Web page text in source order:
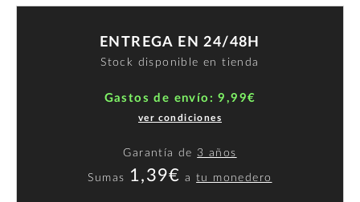
ENTREGA EN 24/48H
Stock disponible en tienda
Gastos de envío: 9,99€
ver condiciones
Garantía de 3 años
Sumas 1,39€ atu monedero